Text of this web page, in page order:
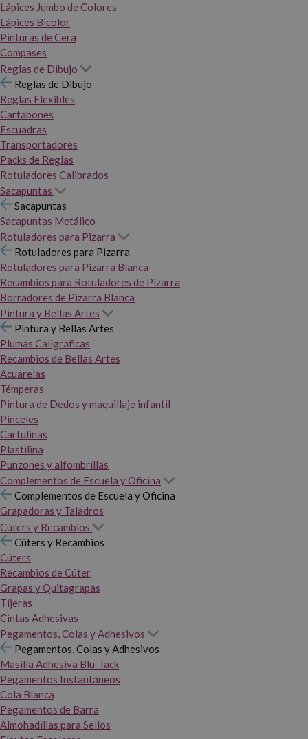
Lápices Jumbo de Colores
Lápices Bicolor
Pinturas de Cera
Compases
Reglas de Dibujo
Reglas de Dibujo
Reglas Flexibles
Cartabones
Escuadras
Transportadores
Packs de Reglas
Rotuladores Calibrados
Sacapuntas
Sacapuntas
Sacapuntas Metálico
Rotuladores para Pizarra
Rotuladores para Pizarra
Rotuladores para Pizarra Blanca
Recambios para Rotuladores de Pizarra
Borradores de Pizarra Blanca
Pintura y Bellas Artes
Pintura y Bellas Artes
Plumas Caligráficas
Recambios de Bellas Artes
Acuarelas
Témperas
Pintura de Dedos y maquillaje infantil
Pinceles
Cartulinas
Plastilina
Punzones y alfombrillas
Complementos de Escuela y Oficina
Complementos de Escuela y Oficina
Grapadoras y Taladros
Cúters y Recambios
Cúters y Recambios
Cúters
Recambios de Cúter
Grapas y Quitagrapas
Tijeras
Cintas Adhesivas
Pegamentos, Colas y Adhesivos
Pegamentos, Colas y Adhesivos
Masilla Adhesiva Blu-Tack
Pegamentos Instantáneos
Cola Blanca
Pegamentos de Barra
Almohadillas para Sellos